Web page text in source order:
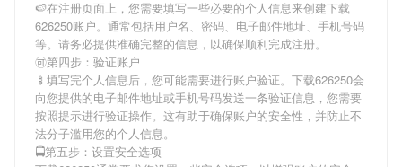
🍉在注册页面上，您需要填写一些必要的个人信息来创建下载
626250账户。通常包括用户名、密码、电子邮件地址、手机号码
等。请务必提供准确完整的信息，以确保顺利完成注册。
🉑第四步：验证账户
🍢填写完个人信息后，您可能需要进行账户验证。 下载626250会
向您提供的电子邮件地址或手机号码发送一条验证信息，您需要
按照提示进行验证操作。这有助于确保账户的安全性，并防止不
法分子滥用您的个人信息。
🚍第五步：设置安全选项